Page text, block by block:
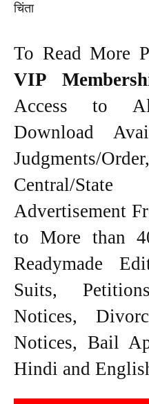
चिंता
To Read More
VIP
Access to
Download
Judgments/
Central/
Advertisement
to More than
Readymade
Suits,
Notices,
Notices, Bail
Hindi and